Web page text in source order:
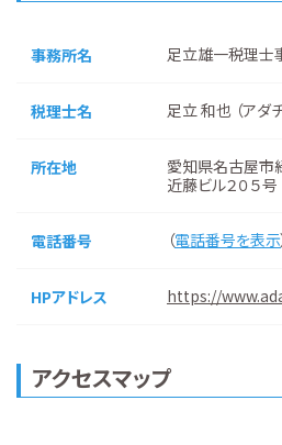
事務所名 足立雄一税理士
税理士名 足立 和也 （アダ
所在地
愛知県名古屋市
近藤ビル２０５号
電話番号 （電話番号を表示
HPアドレス https://
アクセスマップ